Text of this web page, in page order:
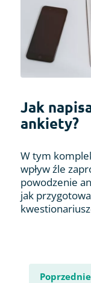
Jak
ankiety?
W tym
wpływ źle
powodzenie
jak
Poprzednie